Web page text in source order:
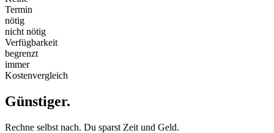
Termin
nötig
nicht nötig
Verfügbarkeit
begrenzt
immer
Kostenvergleich
Günstiger.
Rechne selbst nach. Du sparst Zeit und Geld.